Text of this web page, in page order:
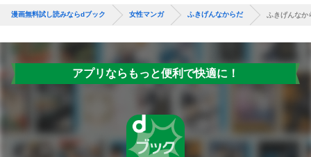
漫画無料試し読みならdブック 女性マンガ ふきげんなからだ ふきげんなか
アプリならもっと便利で快適に！